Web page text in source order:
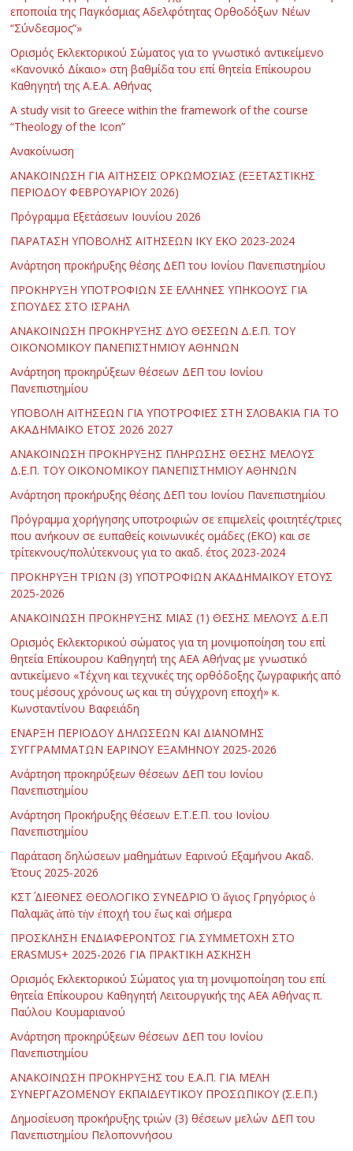
εποποιία της Παγκόσμιας Αδελφότητας Ορθοδόξων Νέων
“Σύνδεσμος”»
Ορισμός Εκλεκτορικού Σώματος για το γνωστικό αντικείμενο
«Κανονικό Δίκαιο» στη βαθμίδα του επί θητεία Επίκουρου
Καθηγητή της Α.Ε.Α. Αθήνας
Α study visit to Greece within the framework of the course
“Theology of the Icon”
Ανακοίνωση
ΑΝΑΚΟΙΝΩΣΗ ΓΙΑ ΑΙΤΗΣΕΙΣ ΟΡΚΩΜΟΣΙΑΣ (ΕΞΕΤΑΣΤΙΚΗΣ
ΠΕΡΙΟΔΟΥ ΦΕΒΡΟΥΑΡΙΟΥ 2026)
Πρόγραμμα Εξετάσεων Ιουνίου 2026
ΠΑΡΑΤΑΣΗ ΥΠΟΒΟΛΗΣ ΑΙΤΗΣΕΩΝ ΙΚΥ ΕΚΟ 2023-2024
Ανάρτηση προκήρυξης θέσης ΔΕΠ του Ιονίου Πανεπιστημίου
ΠΡΟΚΗΡΥΞΗ ΥΠΟΤΡΟΦΙΩΝ ΣΕ ΕΛΛΗΝΕΣ ΥΠΗΚΟΟΥΣ ΓΙΑ
ΣΠΟΥΔΕΣ ΣΤΟ ΙΣΡΑΗΛ
ΑΝΑΚΟΙΝΩΣΗ ΠΡΟΚΗΡΥΞΗΣ ΔΥΟ ΘΕΣΕΩΝ Δ.Ε.Π. ΤΟΥ
ΟΙΚΟΝΟΜΙΚΟΥ ΠΑΝΕΠΙΣΤΗΜΙΟΥ ΑΘΗΝΩΝ
Ανάρτηση προκηρύξεων θέσεων ΔΕΠ του Ιονίου
Πανεπιστημίου
ΥΠΟΒΟΛΗ ΑΙΤΗΣΕΩΝ ΓΙΑ ΥΠΟΤΡΟΦΙΕΣ ΣΤΗ ΣΛΟΒΑΚΙΑ ΓΙΑ ΤΟ
ΑΚΑΔΗΜΑΪΚΟ ΕΤΟΣ 2026 2027
ΑΝΑΚΟΙΝΩΣΗ ΠΡΟΚΗΡΥΞΗΣ ΠΛΗΡΩΣΗΣ ΘΕΣΗΣ ΜΕΛΟΥΣ
Δ.Ε.Π. ΤΟΥ ΟΙΚΟΝΟΜΙΚΟΥ ΠΑΝΕΠΙΣΤΗΜΙΟΥ ΑΘΗΝΩΝ
Ανάρτηση προκήρυξης θέσης ΔΕΠ του Ιονίου Πανεπιστημίου
Πρόγραμμα χορήγησης υποτροφιών σε επιμελείς φοιτητές/τριες
που ανήκουν σε ευπαθείς κοινωνικές ομάδες (ΕΚΟ) και σε
τρίτεκνους/πολύτεκνους για το ακαδ. έτος 2023-2024
ΠΡΟΚΗΡΥΞΗ ΤΡΙΩΝ (3) ΥΠΟΤΡΟΦΙΩΝ ΑΚΑΔΗΜΑΪΚΟΥ ΕΤΟΥΣ
2025-2026
ΑΝΑΚΟΙΝΩΣΗ ΠΡΟΚΗΡΥΞΗΣ ΜΙΑΣ (1) ΘΕΣΗΣ ΜΕΛΟΥΣ Δ.Ε.Π
Ορισμός Εκλεκτορικού σώματος για τη μονιμοποίηση του επί
θητεία Επίκουρου Καθηγητή της ΑΕΑ Αθήνας με γνωστικό
αντικείμενο «Τέχνη και τεχνικές της ορθόδοξης ζωγραφικής από
τους μέσους χρόνους ως και τη σύγχρονη εποχή» κ.
Κωνσταντίνου Βαφειάδη
ΕΝΑΡΞΗ ΠΕΡΙΟΔΟΥ ΔΗΛΩΣΕΩΝ ΚΑΙ ΔΙΑΝΟΜΗΣ
ΣΥΓΓΡΑΜΜΑΤΩΝ ΕΑΡΙΝΟΥ ΕΞΑΜΗΝΟΥ 2025-2026
Ανάρτηση προκηρύξεων θέσεων ΔΕΠ του Ιονίου
Πανεπιστημίου
Ανάρτηση Προκήρυξης θέσεων Ε.Τ.Ε.Π. του Ιονίου
Πανεπιστημίου
Παράταση δηλώσεων μαθημάτων Εαρινού Εξαμήνου Ακαδ.
Έτους 2025-2026
ΚΣΤ΄ ΔΙΕΘΝΕΣ ΘΕΟΛΟΓΙΚΟ ΣΥΝΕΔΡΙΟ Ὁ ἅγιος Γρηγόριος ὁ
Παλαμᾶς ἀπὸ τὴν ἐποχή του ἕως καὶ σήμερα
ΠΡΟΣΚΛΗΣΗ ΕΝΔΙΑΦΕΡΟΝΤΟΣ ΓΙΑ ΣΥΜΜΕΤΟΧΗ ΣΤΟ
ERASMUS+ 2025-2026 ΓΙΑ ΠΡΑΚΤΙΚΗ ΑΣΚΗΣΗ
Ορισμός Εκλεκτορικού Σώματος για τη μονιμοποίηση του επί
θητεία Επίκουρου Καθηγητή Λειτουργικής της ΑΕΑ Αθήνας π.
Παύλου Κουμαριανού
Ανάρτηση προκηρύξεων θέσεων ΔΕΠ του Ιονίου
Πανεπιστημίου
ΑΝΑΚΟΙΝΩΣΗ ΠΡΟΚΗΡΥΞΗΣ του Ε.Α.Π. ΓΙΑ ΜΕΛΗ
ΣΥΝΕΡΓΑΖΟΜΕΝΟΥ ΕΚΠΑΙΔΕΥΤΙΚΟΥ ΠΡΟΣΩΠΙΚΟΥ (Σ.Ε.Π.)
Δημοσίευση προκήρυξης τριών (3) θέσεων μελών ΔΕΠ του
Πανεπιστημίου Πελοποννήσου